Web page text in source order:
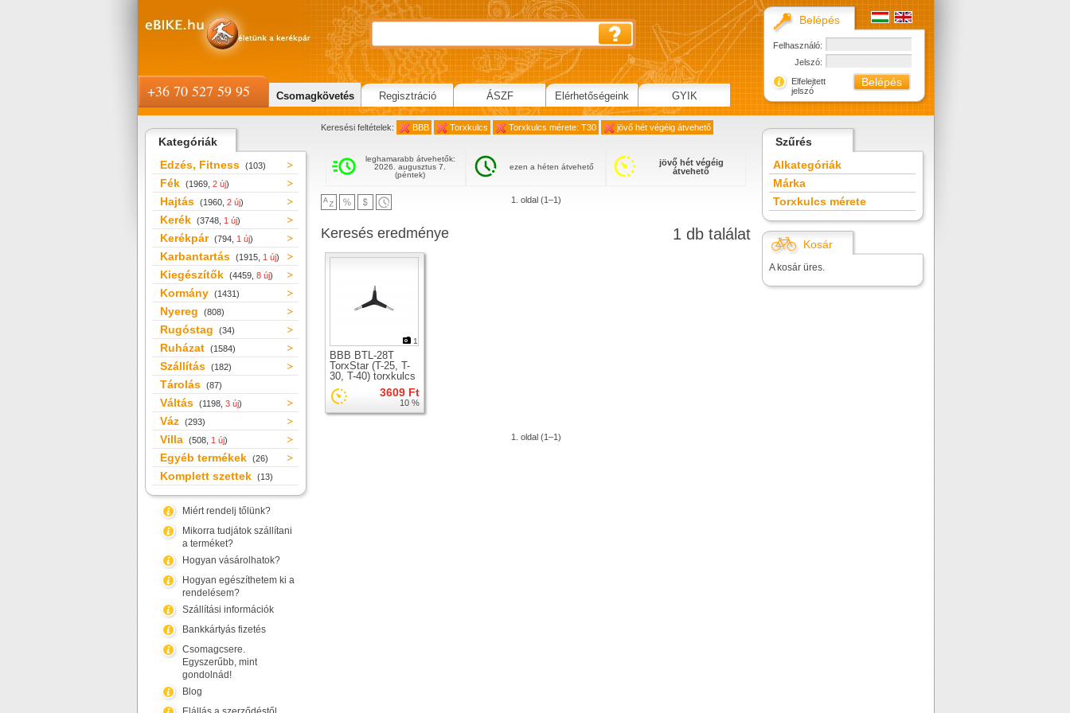
Kategóriák
Edzés, Fitness (103)
Fék (1969, 2 új)
Hajtás (1960, 2 új)
Kerék (3748, 1 új)
Kerékpár (794, 1 új)
Karbantartás (1915, 1 új)
Kiegészítők (4459, 8 új)
Kormány (1431)
Nyereg (808)
Rugóstag (34)
Ruházat (1584)
Szállítás (182)
Tárolás (87)
Váltás (1198, 3 új)
Váz (293)
Villa (508, 1 új)
Egyéb termékek (26)
Komplett szettek (13)
Miért rendelj tőlünk?
Mikorra tudjátok szállítani
a terméket?
Hogyan vásárolhatok?
Hogyan egészíthetem ki a
rendelésem?
Szállítási információk
Bankkártyás fizetés
Csomagcsere.
Egyszerűbb, mint
gondolnád!
Blog
Keresési feltételek: BBB Torxkulcs Torxkulcs mérete: T30 jövő hét végéig átvehető
leghamarabb átvehetők:
2026. augusztus 7.
(péntek)
ezen a héten átvehető
jövő hét végéig
átvehető
1. oldal (1–1)
1 db találat
Keresés eredménye
1
BBB BTL-28T
TorxStar (T-25, T-
30, T-40) torxkulcs
3609 Ft
10 %
1. oldal (1–1)
Szűrés
Alkategóriák
Márka
Torxkulcs mérete
Kosár
A kosár üres.
Belépés
Felhasználó:
Jelszó:
Elfelejtett
jelszó
+36 70 527 59 95 Csomagkövetés Regisztráció ÁSZF Elérhetőségeink GYIK